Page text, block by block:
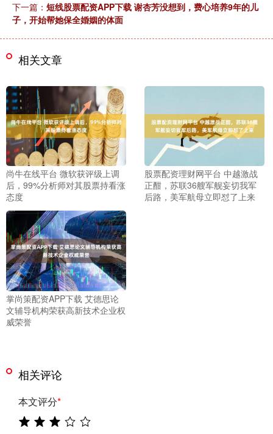
下一篇： 短线股票配资APP下载 谢杏芳没想到，费心培养9年的儿
子，开始帮她保全婚姻的体面
相关文章
尚牛在线平台 微软获评级上调
后，99%分析师对其股票持看涨
态度
股票配资理财网平台 中越激战
正酣，苏联36艘军舰妄切我军
后路，美军航母立即怼了上来
掌尚策配资APP下载 艾德思论
文辅导机构荣获高新技术企业权
威荣誉
相关评论
本文评分*